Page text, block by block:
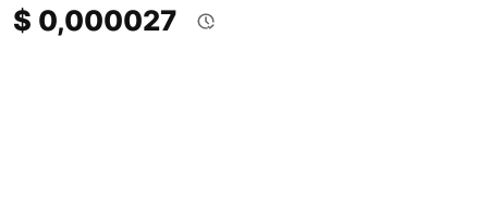
$ 0,000027